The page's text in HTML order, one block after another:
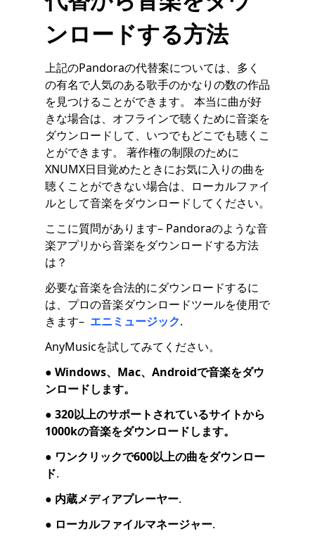
ンロードする方法
上記のPandoraの代替案については、多く
の有名で人気のある歌手のかなりの数の作品
を見つけることができます。 本当に曲が好
きな場合は、オフラインで聴くために音楽を
ダウンロードして、いつでもどこでも聴くこ
とができます。 著作権の制限のために
XNUMX日目覚めたときにお気に入りの曲を
聴くことができない場合は、ローカルファイ
ルとして音楽をダウンロードしてください。
ここに質問があります– Pandoraのような音
楽アプリから音楽をダウンロードする方法
は？
必要な音楽を合法的にダウンロードするに
は、プロの音楽ダウンロードツールを使用で
きます– エニミュージック.
AnyMusicを試してみてください。
● Windows、Mac、Androidで音楽をダウ
ンロードします。
● 320以上のサポートされているサイトから
1000kの音楽をダウンロードします。
● ワンクリックで600以上の曲をダウンロー
ド.
● 内蔵メディアプレーヤー.
● ローカルファイルマネージャー.